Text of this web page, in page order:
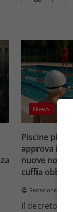
News
Piscine più
approva il
nuove
cuffia
Redazione
Il decreto